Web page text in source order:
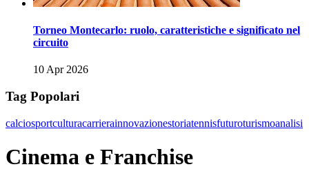
Torneo Montecarlo: ruolo, caratteristiche e significato nel
circuito
10 Apr 2026
Tag Popolari
calciosportculturacarrierainnovazionestoriatennisfuturoturismoanalisi
Cinema e Franchise